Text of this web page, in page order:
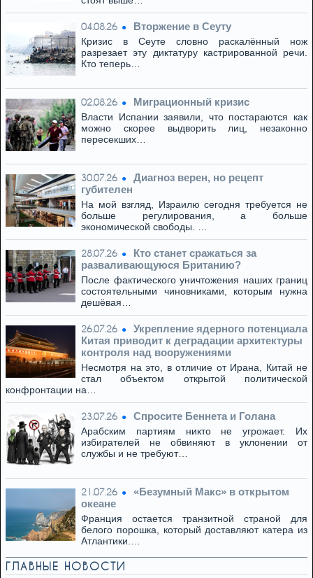
04.08.26 Вторжение в Сеуту
Кризис в Сеуте словно раскалённый нож
разрезает эту диктатуру кастрированной речи.
Кто теперь…
02.08.26 Миграционный кризис
Власти Испании заявили, что постараются как
можно скорее выдворить лиц, незаконно
пересекших…
30.07.26
Диагноз верен, но рецепт
губителен
На мой взгляд, Израилю сегодня требуется не
больше регулирования, а больше
экономической свободы. …
28.07.26
Кто станет сражаться за
разваливающуюся Британию?
После фактического уничтожения наших границ
состоятельными чиновниками, которым нужна
дешёвая…
26.07.26
Укрепление ядерного потенциала
Китая приводит к деградации архитектуры
контроля над вооружениями
Несмотря на это, в отличие от Ирана, Китай не
стал объектом открытой политической
конфронтации на…
23.07.26 Спросите Беннета и Голана
Арабским партиям никто не угрожает. Их
избирателей не обвиняют в уклонении от
службы и не требуют…
21.07.26
«Безумный Макс» в открытом
океане
Франция остается транзитной страной для
белого порошка, который доставляют катера из
Атлантики.…
ГЛАВНЫЕ НОВОСТИ